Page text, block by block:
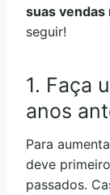
suas vendas
seguir!
1. Faça
anos
Para
deve
passados.